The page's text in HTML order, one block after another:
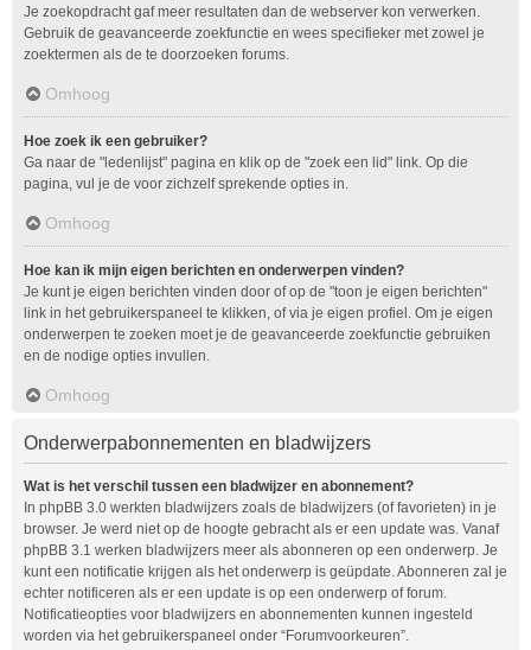
Je zoekopdracht gaf meer resultaten dan de webserver kon verwerken.
Gebruik de geavanceerde zoekfunctie en wees specifieker met zowel je
zoektermen als de te doorzoeken forums.
Omhoog
Hoe zoek ik een gebruiker?
Ga naar de "ledenlijst" pagina en klik op de "zoek een lid" link. Op die
pagina, vul je de voor zichzelf sprekende opties in.
Omhoog
Hoe kan ik mijn eigen berichten en onderwerpen vinden?
Je kunt je eigen berichten vinden door of op de "toon je eigen berichten"
link in het gebruikerspaneel te klikken, of via je eigen profiel. Om je eigen
onderwerpen te zoeken moet je de geavanceerde zoekfunctie gebruiken
en de nodige opties invullen.
Omhoog
Onderwerpabonnementen en bladwijzers
Wat is het verschil tussen een bladwijzer en abonnement?
In phpBB 3.0 werkten bladwijzers zoals de bladwijzers (of favorieten) in je
browser. Je werd niet op de hoogte gebracht als er een update was. Vanaf
phpBB 3.1 werken bladwijzers meer als abonneren op een onderwerp. Je
kunt een notificatie krijgen als het onderwerp is geüpdate. Abonneren zal je
echter notificeren als er een update is op een onderwerp of forum.
Notificatieopties voor bladwijzers en abonnementen kunnen ingesteld
worden via het gebruikerspaneel onder “Forumvoorkeuren”.